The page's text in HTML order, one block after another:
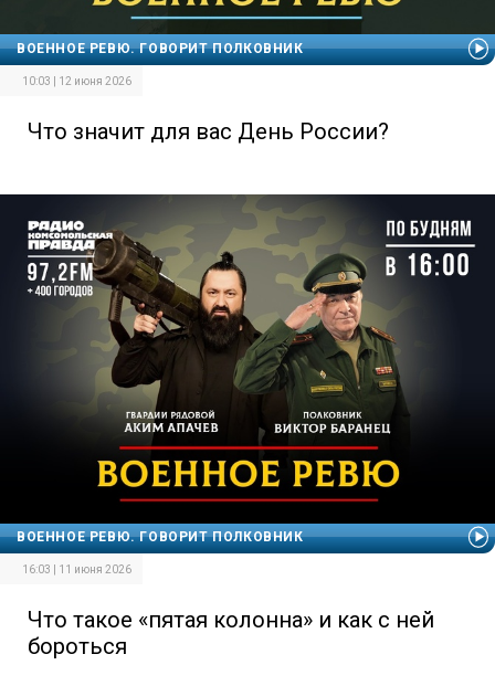
ВОЕННОЕ РЕВЮ. ГОВОРИТ ПОЛКОВНИК
10:03 | 12 июня 2026
Что значит для вас День России?
ВОЕННОЕ РЕВЮ. ГОВОРИТ ПОЛКОВНИК
16:03 | 11 июня 2026
Что такое «пятая колонна» и как с ней
бороться